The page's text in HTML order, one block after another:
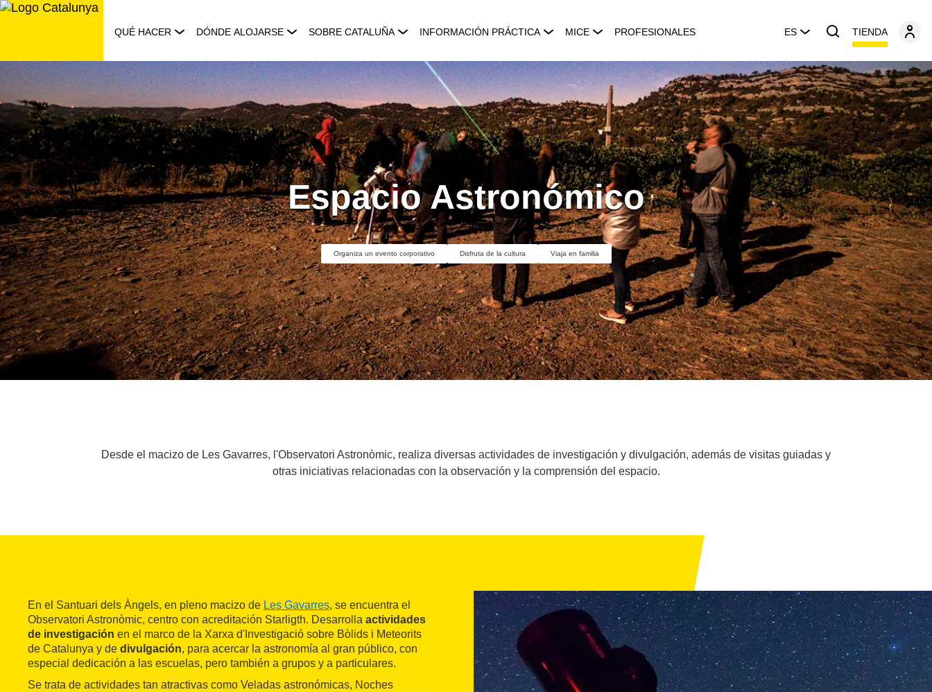
Saltar
QUÉ HACER DÓNDE ALOJARSE SOBRE CATALUÑA INFORMACIÓN PRÁCTICA MICE PROFESIONALES ES TIENDA
Espacio Astronómico
Organiza un evento corporativo Disfruta de la cultura Viaja en familia
Desde el macizo de Les Gavarres, l'Observatori Astronòmic, realiza diversas actividades de investigación y divulgación, además de visitas guiadas y
otras iniciativas relacionadas con la observación y la comprensión del espacio.
En el Santuari dels Àngels, en pleno macizo de Les Gavarres, se encuentra el
Observatori Astronòmic, centro con acreditación Starligth. Desarrolla actividades
de investigación en el marco de la Xarxa d'Investigació sobre Bòlids i Meteorits
de Catalunya y de divulgación, para acercar la astronomía al gran público, con
especial dedicación a las escuelas, pero también a grupos y a particulares.
Se trata de actividades tan atractivas como Veladas astronómicas, Noches